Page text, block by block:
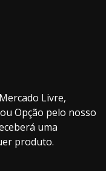
Livre,
Opção pelo nosso
uma
produto.